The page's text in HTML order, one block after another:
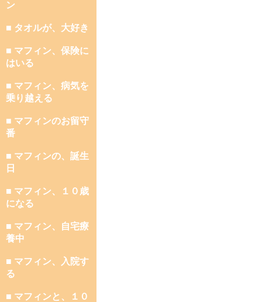
ン
■ タオルが、大好き
■ マフィン、保険に
はいる
■ マフィン、病気を
乗り越える
■ マフィンのお留守
番
■ マフィンの、誕生
日
■ マフィン、１０歳
になる
■ マフィン、自宅療
養中
■ マフィン、入院す
る
■ マフィンと、１０